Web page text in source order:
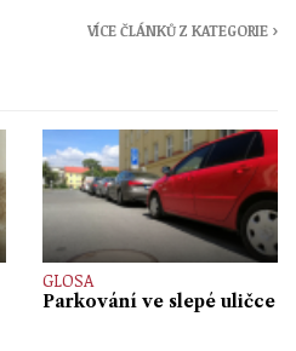
VÍCE ČLÁNKŮ Z KATEGORIE ›
GLOSA
Parkování ve slepé uličce